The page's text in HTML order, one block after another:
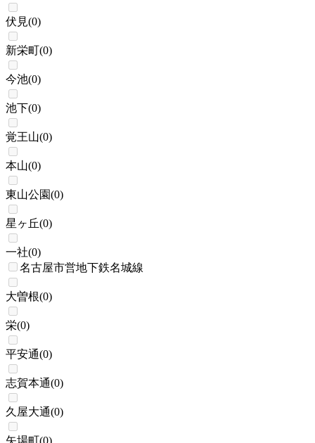
伏見(0)
新栄町(0)
今池(0)
池下(0)
覚王山(0)
本山(0)
東山公園(0)
星ヶ丘(0)
一社(0)
名古屋市営地下鉄名城線
大曽根(0)
栄(0)
平安通(0)
志賀本通(0)
久屋大通(0)